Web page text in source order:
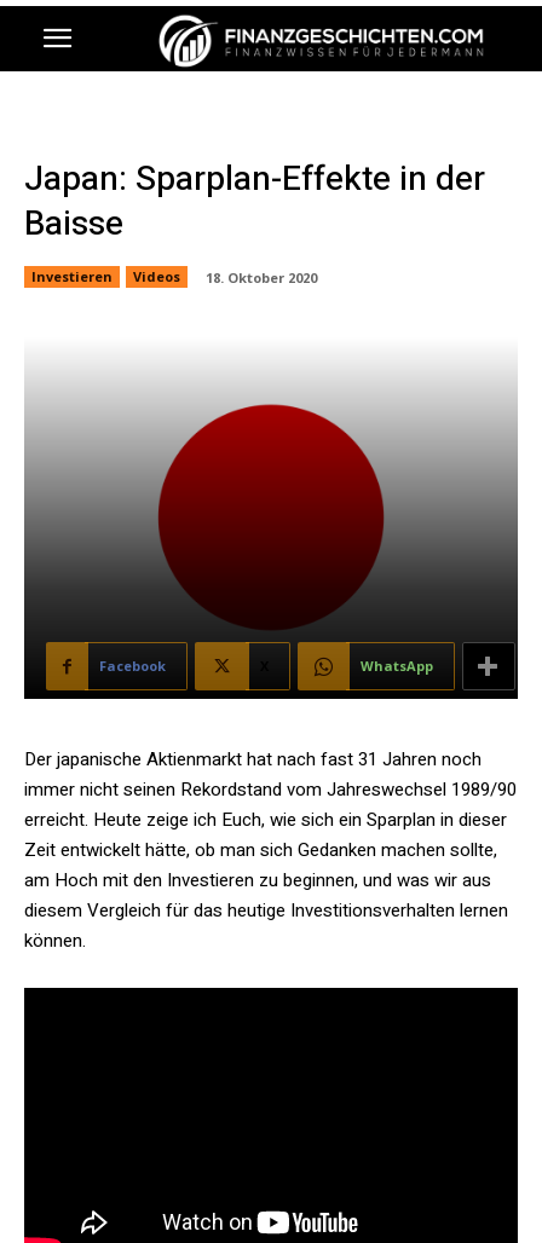
Japan: Sparplan-Effekte in der
Baisse
Investieren Videos 18. Oktober 2020
Facebook WhatsApp
Der japanische Aktienmarkt hat nach fast 31 Jahren noch
immer nicht seinen Rekordstand vom Jahreswechsel 1989/90
erreicht. Heute zeige ich Euch, wie sich ein Sparplan in dieser
Zeit entwickelt hätte, ob man sich Gedanken machen sollte,
am Hoch mit den Investieren zu beginnen, und was wir aus
diesem Vergleich für das heutige Investitionsverhalten lernen
können.